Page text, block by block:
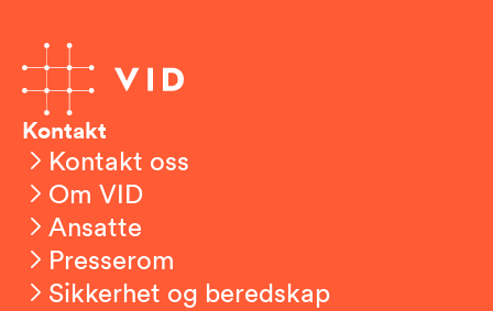
Kontakt
Kontakt oss
Om VID
Ansatte
Presserom
Sikkerhet og beredskap